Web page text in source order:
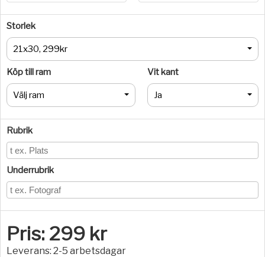
Storlek
21x30, 299kr
Köp till ram
Välj ram
Vit kant
Ja
Rubrik
Underrubrik
Pris: 299 kr
Leverans: 2-5 arbetsdagar